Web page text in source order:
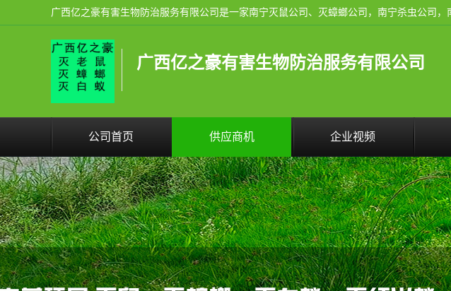
广西亿之豪有害生物防治服务有限公司
公司首页 供应商机 企业视频